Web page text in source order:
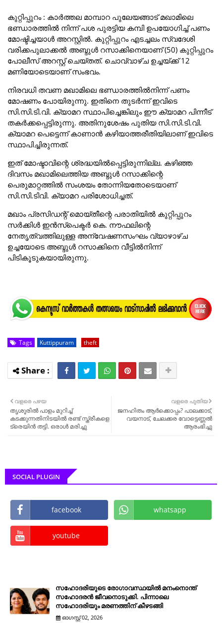
കുറ്റിപ്പുറം : കാർത്തല മാമ്പാറ പുലേയങ്ങാട് മഖാമിലെ
ഭണ്ഡാരത്തിൽ നിന്ന്‌ പശ പുരട്ടിയ കമ്പി ഉപയോഗിച്ച് പണം
മോഷ്ടിച്ചയാൾ അറസ്റ്റിൽ. കുറ്റിപ്പുറം എടച്ചലം സ്വദേശി
വരിക്കപുലാക്കൽ അബ്ദുൾ റസാക്കിനെയാണ്‌ (50) കുറ്റിപ്പുറം
പോലീസ് അറസ്റ്റ് ചെയ്തത്. ചൊവ്വാഴ്ച ഉച്ചയ്ക്ക് 12
മണിയോടെയാണ് സംഭവം.
നിരവധി തവണ മഖാമിലെ ഭണ്ഡാരത്തിൽനിന്ന്‌ പണം
മോഷണം പോയിരുന്നു. ഇതിനെ തുടർന്ന് ഇവിടെ
സി.സി.ടി.വി. ക്യാമറ സ്ഥാപിച്ചെങ്കിലും ഈ ക്യാമറ പിന്നീട്
തകർക്കപ്പെട്ടിരുന്നു. അതിനുശേഷം പുതിയ സി.സി.ടി.വി.
ക്യാമറ പെട്ടെന്ന് കാണാൻ കഴിയാത്തരീതിയിലാണ് ഇവിടെ
സ്ഥാപിച്ചിരുന്നത്.
ഇത് മോഷ്ടാവിന്റെ ശ്രദ്ധയിൽപ്പെട്ടിരുന്നില്ല. കഴിഞ്ഞ
ദിവസം മഖാമിലെത്തിയ അബ്ദുൾ റസാക്കിന്റെ
പെരുമാറ്റത്തിൽ സംശയം തോന്നിയതോടെയാണ്
സി.സി.ടിവി. ക്യാമറ പരിശോധിച്ചത്.
മഖാം പ്രസിഡന്റ് മൊയ്തീന്റെ പരാതിയിൽ കുറ്റിപ്പുറം
സർക്കിൾ ഇൻസ്പെക്ടർ കെ. നൗഫലിന്റെ
നേതൃത്വത്തിലുള്ള അന്വേഷണസംഘം വ്യാഴാഴ്ച
ഉച്ചയോടെ അബ്ദുൾ റസാക്കിനെ വീട്ടിൽനിന്ന്‌
പിടികൂടുകയായിരുന്നു.
Tags Kuttippuram theft
വളരെ പുതിയ
ജനഹിതം ആർക്കൊപ്പം? പാലക്കാട്,
വയനാട്, ചേലക്കര വോട്ടെണ്ണൽ
ആരംഭിച്ചു
വളരെ പഴയ
തൃശൂരിൽ പാളം മുറിച്ച്
കടക്കുന്നതിനിടയിൽ രണ്ട് സ്ത്രീകളെ
ട്രെയിൻ തട്ടി. ഒരാൾ മരിച്ചു
SOCIAL PLUGIN
facebook whatsapp
youtube
സഹോദരിയുടെ രോഗാവസ്ഥയിൽ മനംനൊന്ത്
സഹോദരൻ ജീവനൊടുക്കി. പിന്നാലെ
സഹോദരിയും മരണത്തിന് കീഴടങ്ങി
ഓഗസ്റ്റ് 02, 2026